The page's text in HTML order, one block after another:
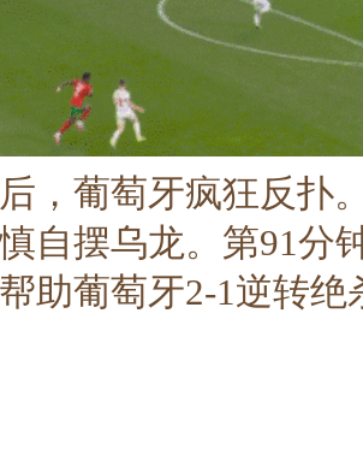
，葡萄牙疯狂反扑
自摆乌龙。第91分
助葡萄牙2-1逆转绝